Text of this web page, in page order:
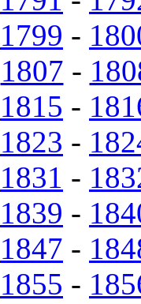
1799 -
1807 -
1815 -
1823 -
1831 -
1839 -
1847 -
1855 -